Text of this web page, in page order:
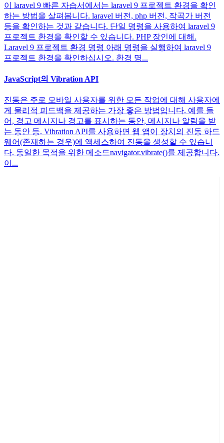
이 laravel 9 빠른 자습서에서는 laravel 9 프로젝트 환경을 확인
하는 방법을 살펴봅니다. laravel 버전, php 버전, 작곡가 버전
등을 확인하는 것과 같습니다. 단일 명령을 사용하여 laravel 9
프로젝트 환경을 확인할 수 있습니다. PHP 장인에 대해.
Laravel 9 프로젝트 환경 명령 아래 명령을 실행하여 laravel 9
프로젝트 환경을 확인하십시오. 환경 명...
JavaScript의 Vibration API
진동은 주로 모바일 사용자를 위한 모든 작업에 대해 사용자에
게 물리적 피드백을 제공하는 가장 좋은 방법입니다. 예를 들
어, 경고 메시지나 경고를 표시하는 동안, 메시지나 알림을 받
는 동안 등. Vibration API를 사용하면 웹 앱이 장치의 진동 하드
웨어(존재하는 경우)에 액세스하여 진동을 생성할 수 있습니
다. 동일한 목적을 위한 메소드navigator.vibrate()를 제공합니다.
이...